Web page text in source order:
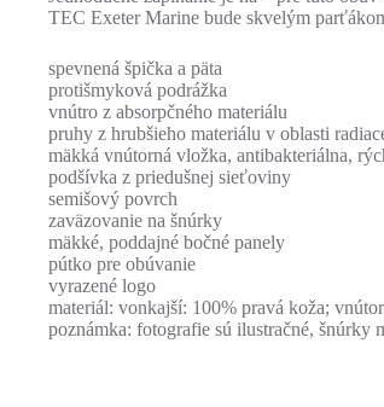
TEC Exeter Marine bude skvelým
spevnená špička a päta
protišmyková podrážka
vnútro z absorpčného materiálu
pruhy z hrubšieho materiálu v oblasti
mäkká vnútorná vložka, antibakteriálna,
podšívka z priedušnej sieťoviny
semišový povrch
zaväzovanie na šnúrky
mäkké, poddajné bočné panely
pútko pre obúvanie
vyrazené logo
materiál: vonkajší: 100% pravá koža;
poznámka: fotografie sú ilustračné, šnúrky